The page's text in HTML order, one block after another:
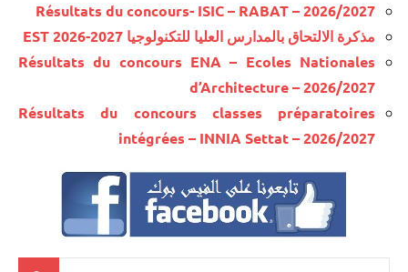
Résultats du concours- ISIC – RABAT – 2026/2027
مذكرة الالتحاق بالمدارس العليا للتكنولوجيا EST 2026-2027
Résultats du concours ENA – Ecoles Nationales
d’Architecture – 2026/2027
Résultats du concours classes préparatoires
intégrées – INNIA Settat – 2026/2027